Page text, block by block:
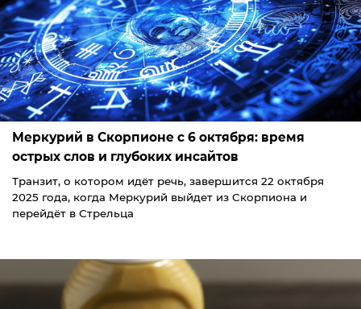
Меркурий в Скорпионе с 6 октября: время
острых слов и глубоких инсайтов
Транзит, о котором идёт речь, завершится 22 октября
2025 года, когда Меркурий выйдет из Скорпиона и
перейдёт в Стрельца